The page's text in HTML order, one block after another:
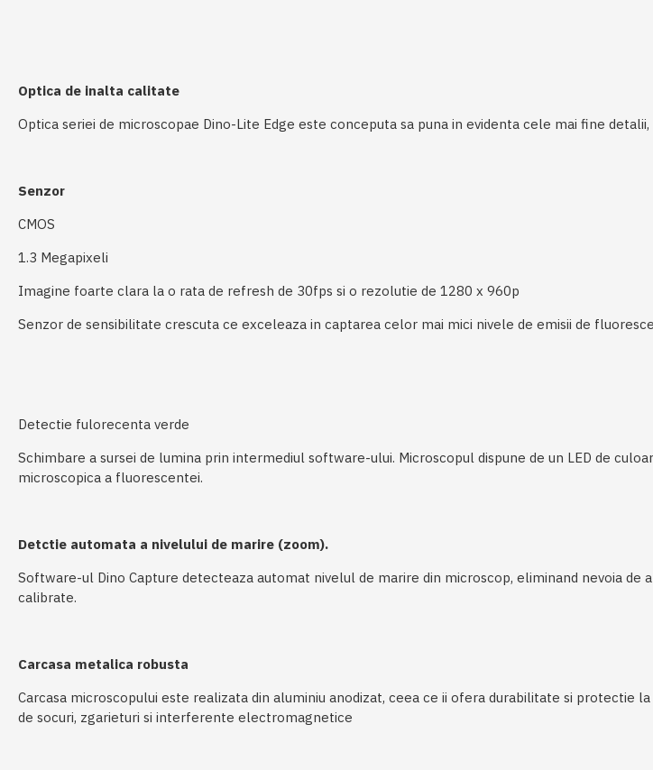
Optica de inalta calitate
Optica seriei de microscopae Dino-Lite Edge este conceputa sa puna in evidenta cele mai fine
Senzor
CMOS
1.3 Megapixeli
Imagine foarte clara la o rata de refresh de 30fps si o rezolutie de 1280 x 960p
Senzor de sensibilitate crescuta ce exceleaza in captarea celor mai mici nivele de emisii de
Detectie fulorecenta verde
Schimbare a sursei de lumina prin intermediul software-ului. Microscopul dispune de un LED de
microscopica a fluorescentei.
Detctie automata a nivelului de marire (zoom).
Software-ul Dino Capture detecteaza automat nivelul de marire din microscop, eliminand nevoia de
calibrate.
Carcasa metalica robusta
Carcasa microscopului este realizata din aluminiu anodizat, ceea ce ii ofera durabilitate si protectie
de socuri, zgarieturi si interferente electromagnetice